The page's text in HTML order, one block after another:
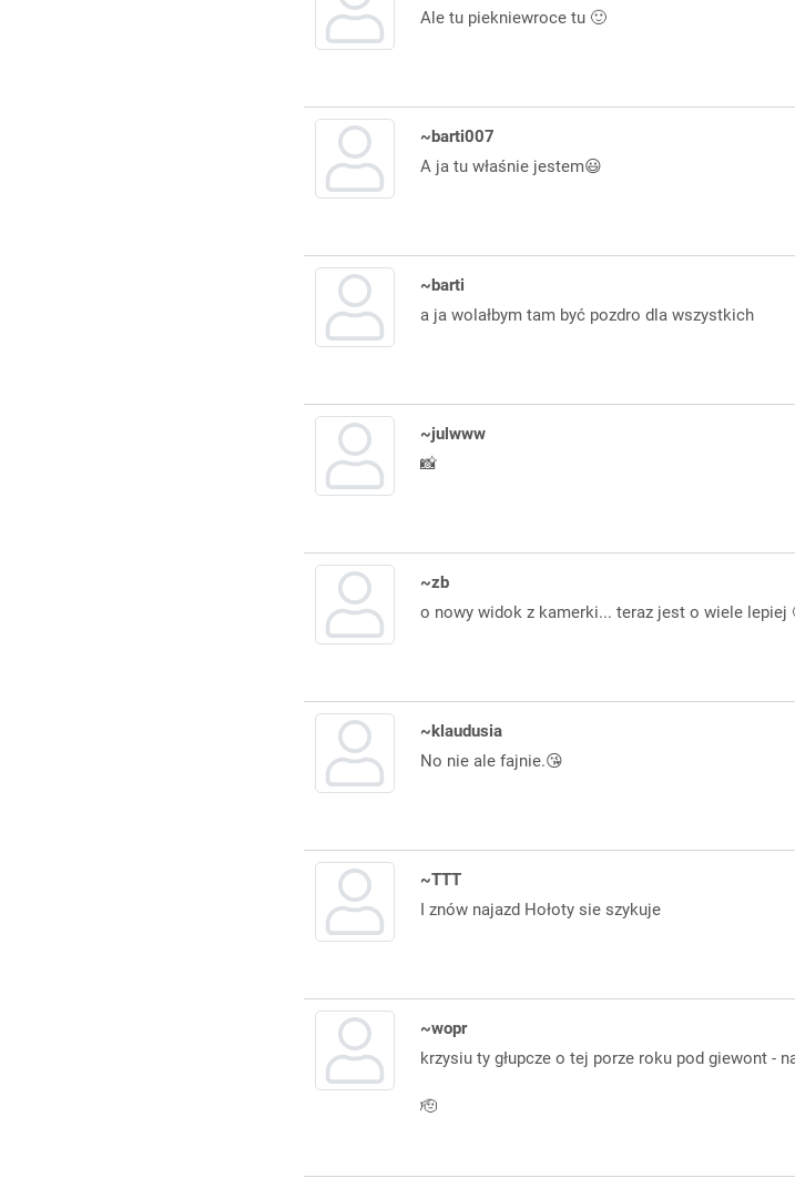
Ale tu piekniewroce tu 🙂
~barti007
A ja tu właśnie jestem😃
~barti
a ja wolałbym tam być pozdro dla wszystkich
~julwww
📸
~zb
o nowy widok z kamerki... teraz jest o wiele lepiej
~klaudusia
No nie ale fajnie.😘
~TTT
I znów najazd Hołoty sie szykuje
~wopr
krzysiu ty głupcze o tej porze roku pod giewont -
🫡